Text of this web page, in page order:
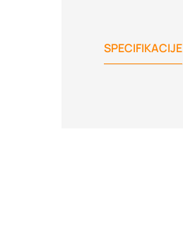
SPECIFIKACIJE